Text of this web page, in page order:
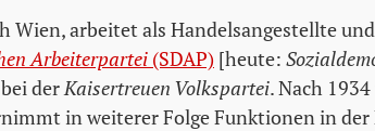
Wien, arbeitet als Handelsangestellte
Arbeiterpartei (SDAP) [heute:
derKaisertreuen Volkspartei. Nach
in weiterer Folge Funktionen in